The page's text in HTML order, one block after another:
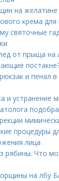
на желатине
крема для
святочные
от прыща на
и пенал
и устранение
процедуры
лица
рябины. Что
на лбу